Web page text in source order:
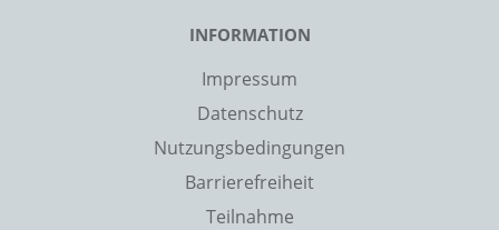
INFORMATION
Impressum
Datenschutz
Nutzungsbedingungen
Barrierefreiheit
Teilnahme